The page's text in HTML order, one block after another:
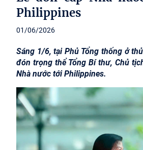
Philippines
01/06/2026
Sáng 1/6, tại Phủ Tổng thống ở
đón trọng thể Tổng Bí thư, Chủ
Nhà nước tới Philippines.